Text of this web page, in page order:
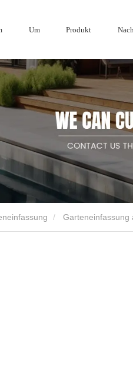
Um Produkt
LiaoCheng, China. Als führender Hersteller
Holz-Kunststoff-
Verbundzaun
Garteneinfassung